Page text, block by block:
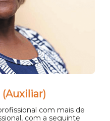
com mais de
com a seguinte